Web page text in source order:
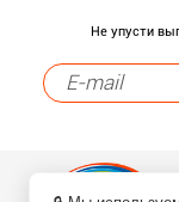
Не упусти